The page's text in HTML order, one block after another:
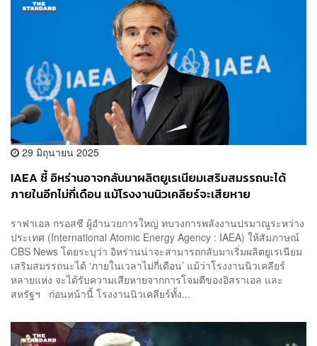
29 มิถุนายน 2025
IAEA ชี้ อิหร่านอาจกลับมาผลิตยูเรเนียมเสริมสมรรถนะได้
ภายในอีกไม่กี่เดือน แม้โรงงานนิวเคลียร์จะเสียหาย
ราฟาเอล กรอสซี ผู้อำนวยการใหญ่ ทบวงการพลังงานปรมาณูระหว่าง
ประเทศ (International Atomic Energy Agency : IAEA) ให้สัมภาษณ์
CBS News โดยระบุว่า อิหร่านน่าจะสามารถกลับมาเริ่มผลิตยูเรเนียม
เสริมสมรรถนะได้ ‘ภายในเวลาไม่กี่เดือน’ แม้ว่าโรงงานนิวเคลียร์
หลายแห่ง จะได้รับความเสียหายจากการโจมตีของอิสราเอล และ
สหรัฐฯ ก่อนหน้านี้ โรงงานนิวเคลียร์ทั้ง...